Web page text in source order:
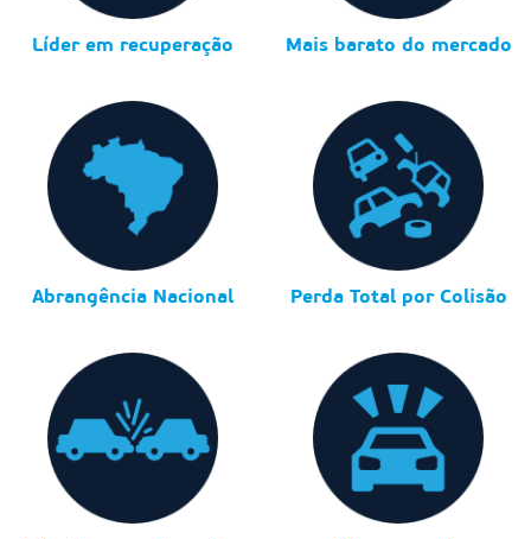
Líder em recuperação Mais barato do mercado
Abrangência Nacional Perda Total por Colisão